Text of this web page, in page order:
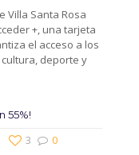
Villa Santa Rosa
+, una tarjeta
el acceso a los
deporte y
55%!
0
3